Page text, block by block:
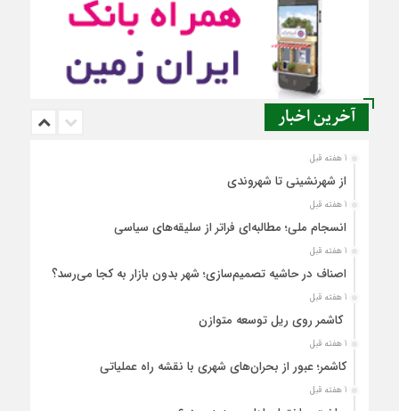
آخرین اخبار
1 هفته قبل
از شهرنشینی تا شهروندی
1 هفته قبل
انسجام ملی؛ مطالبه‌ای فراتر از سلیقه‌های سیاسی
1 هفته قبل
اصناف در حاشیه تصمیم‌سازی؛ شهر بدون بازار به کجا می‌رسد؟
1 هفته قبل
کاشمر روی ریل توسعه متوازن
1 هفته قبل
کاشمر؛ عبور از بحران‌های شهری با نقشه راه عملیاتی
1 هفته قبل